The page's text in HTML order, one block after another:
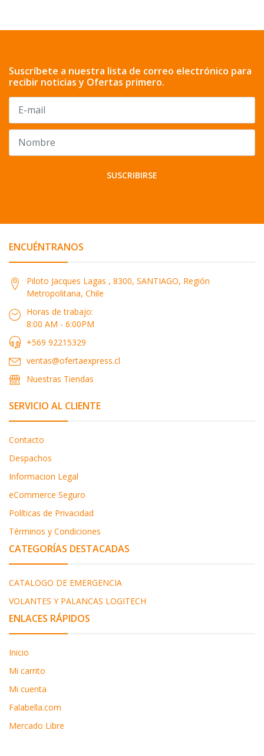
Suscríbete a nuestra lista de correo electrónico para
recibir noticias y Ofertas primero.
SUSCRIBIRSE
ENCUÉNTRANOS
Piloto Jacques Lagas , 8300, SANTIAGO, Región
Metropolitana, Chile
Horas de trabajo:
8:00 AM - 6:00PM
+569 92215329
ventas@ofertaexpress.cl
Nuestras Tiendas
SERVICIO AL CLIENTE
Contacto
Despachos
Informacion Legal
eCommerce Seguro
Políticas de Privacidad
Términos y Condiciones
CATEGORÍAS DESTACADAS
CATALOGO DE EMERGENCIA
VOLANTES Y PALANCAS LOGITECH
ENLACES RÁPIDOS
Inicio
Mi carrito
Mi cuenta
Falabella.com
Mercado Libre